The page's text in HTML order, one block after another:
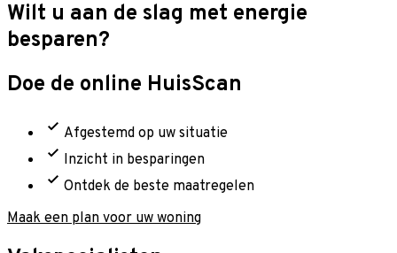
Wilt u aan de slag met energie
besparen?
Doe de online HuisScan
Afgestemd op uw situatie
Inzicht in besparingen
Ontdek de beste maatregelen
Maak een plan voor uw woning